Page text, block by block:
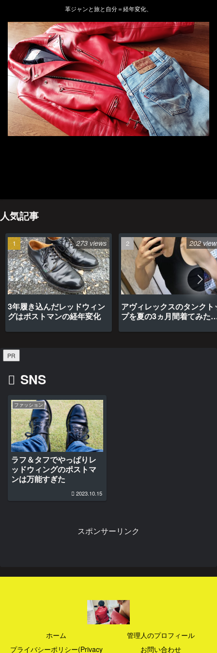
革ジャンと旅と自分＝経年変化、
人気記事
3年履き込んだレッドウィン
グはポストマンの経年変化
273 views
アヴィレックスのタンクト
プを夏の3ヵ月間着てみた
202
PR
SNS
ファッション
ラフ＆タフでやっぱりレ
ッドウィングのポストマ
ンは万能すぎた
2023.10.15
スポンサーリンク
ホーム
管理人のプロフィール
プライバシーポリシー(Privacy
お問い合わせ